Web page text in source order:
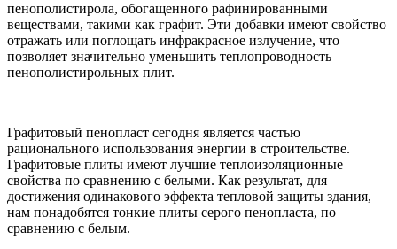
пенополистирола, обогащенного рафинированными
веществами, такими как графит. Эти добавки имеют свойство
отражать или поглощать инфракрасное излучение, что
позволяет значительно уменьшить теплопроводность
пенополистирольных плит.
Графитовый пенопласт сегодня является частью
рационального использования энергии в строительстве.
Графитовые плиты имеют лучшие теплоизоляционные
свойства по сравнению с белыми. Как результат, для
достижения одинакового эффекта тепловой защиты здания,
нам понадобятся тонкие плиты серого пенопласта, по
сравнению с белым.